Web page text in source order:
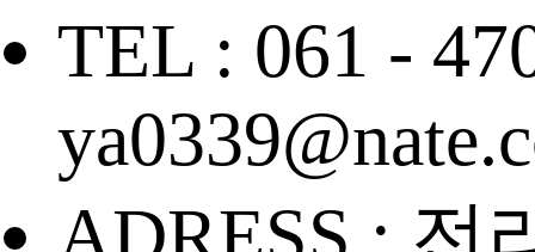
TEL : 061 -